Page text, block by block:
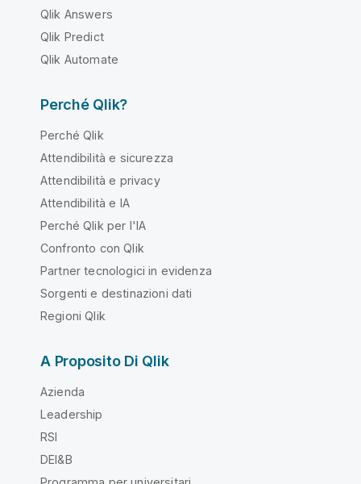
Qlik Answers
Qlik Predict
Qlik Automate
Perché Qlik?
Perché Qlik
Attendibilità e sicurezza
Attendibilità e privacy
Attendibilità e IA
Perché Qlik per l'IA
Confronto con Qlik
Partner tecnologici in evidenza
Sorgenti e destinazioni dati
Regioni Qlik
A Proposito Di Qlik
Azienda
Leadership
RSI
DEI&B